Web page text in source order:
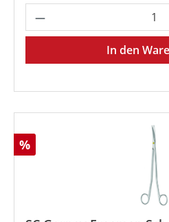
Produkt Anzahl:
In den
Rabatt
%